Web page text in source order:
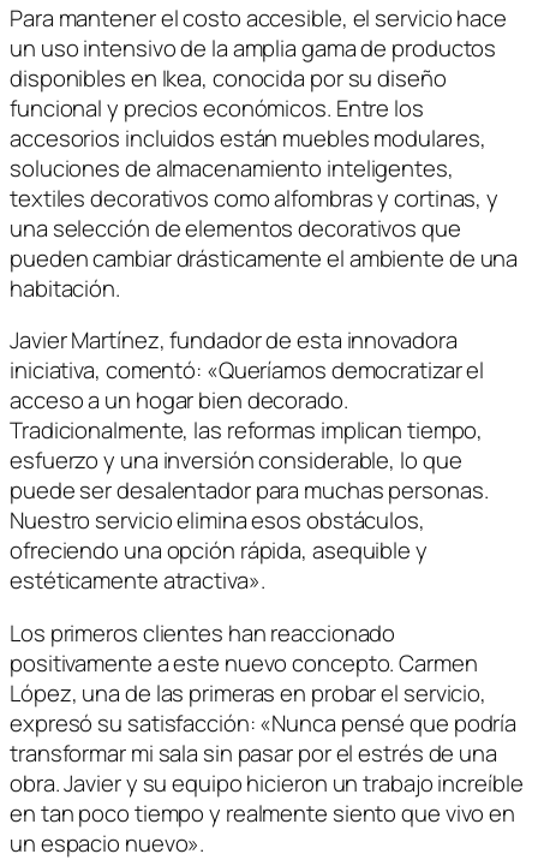
Para mantener el costo accesible, el servicio hace
un uso intensivo de la amplia gama de productos
disponibles en Ikea, conocida por su diseño
funcional y precios económicos. Entre los
accesorios incluidos están muebles modulares,
soluciones de almacenamiento inteligentes,
textiles decorativos como alfombras y cortinas, y
una selección de elementos decorativos que
pueden cambiar drásticamente el ambiente de una
habitación.
Javier Martínez, fundador de esta innovadora
iniciativa, comentó: «Queríamos democratizar el
acceso a un hogar bien decorado.
Tradicionalmente, las reformas implican tiempo,
esfuerzo y una inversión considerable, lo que
puede ser desalentador para muchas personas.
Nuestro servicio elimina esos obstáculos,
ofreciendo una opción rápida, asequible y
estéticamente atractiva».
Los primeros clientes han reaccionado
positivamente a este nuevo concepto. Carmen
López, una de las primeras en probar el servicio,
expresó su satisfacción: «Nunca pensé que podría
transformar mi sala sin pasar por el estrés de una
obra. Javier y su equipo hicieron un trabajo increíble
en tan poco tiempo y realmente siento que vivo en
un espacio nuevo».